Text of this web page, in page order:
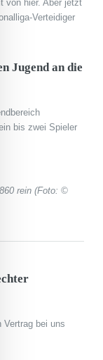
von hier. Aber jetzt
Verteidiger
Jugend an die
bis zwei Spieler
rein (Foto: ©
Vertrag bei uns